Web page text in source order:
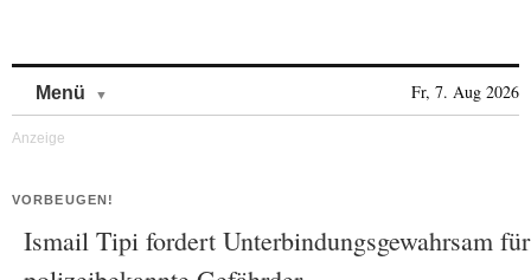
Menü Fr, 7. Aug 2026
VORBEUGEN!
Ismail Tipi fordert Unterbindungsgewahrsam für